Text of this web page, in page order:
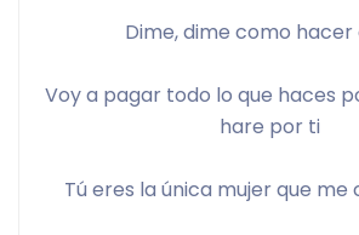
Dime, dime como
Voy a pagar todo lo que haces
hare por ti
Tú eres la única mujer que me